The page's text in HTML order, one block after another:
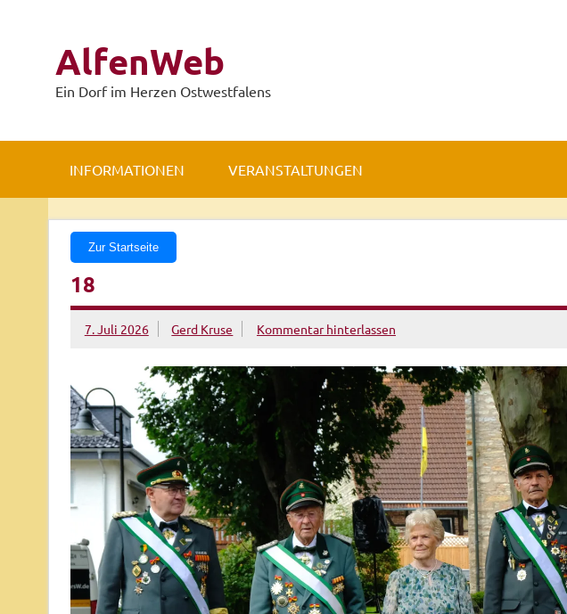
AlfenWeb
Ein Dorf im Herzen Ostwestfalens
INFORMATIONEN VERANSTALTUNGEN
Zur Startseite
18
7. Juli 2026 Gerd Kruse Kommentar hinterlassen